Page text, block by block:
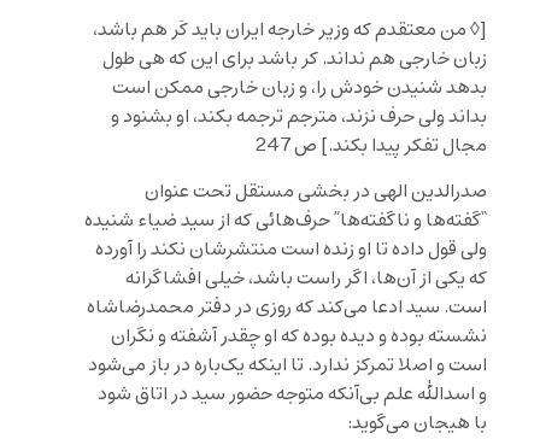
[◊ من معتقدم که وزیر خارجه ایران باید کَر هم باشد،
زبان خارجی هم نداند. کر باشد برای این که هی طول
بدهد شنیدن خودش را، و زبان خارجی ممکن است
بداند ولی حرف نزند، مترجم ترجمه بکند، او بشنود و
مجال تفکر پیدا بکند.] ص 247
صدرالدین الهی در بخشی مستقل تحت عنوان
“گفته‌ها و ناگفته‌ها” حرف‌هائی که از سید ضیاء شنیده
ولی قول داده تا او زنده است منتشرشان نکند را آورده
که یکی از آن‌ها، اگر راست باشد، خیلی افشاگرانه
است. سید ادعا می‌کند که روزی در دفتر محمدرضا‌شاه
نشسته بوده و دیده بوده که او چقدر آشفته و نگران
است و اصلا تمرکز ندارد. تا اینکه یک‌باره در باز می‌شود
و اسدالله علم بی‌آنکه متوجه حضور سید در اتاق شود
با هیجان می‌گوید: